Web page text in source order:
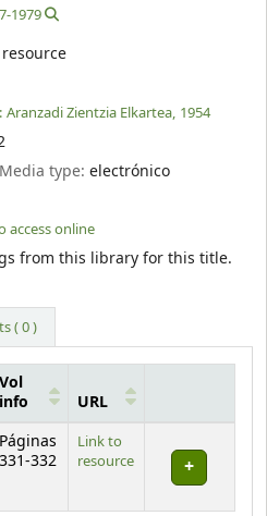
1979
Aranzadi Zientzia Elkartea, 1954
Media type:electrónico
access online
from this library for this title.
( 0 )
Vol
info
URL
Páginas
331-332
Link to
resource